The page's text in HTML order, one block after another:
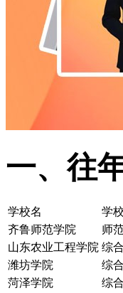
一、往
学校名 学
齐鲁师范学院
师
山东农业工程学院 综合
潍坊学院
综合
菏泽学院
综合